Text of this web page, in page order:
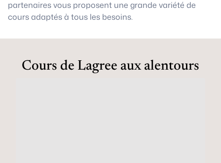
partenaires vous proposent une grande variété de
cours adaptés à tous les besoins.
Cours de Lagree aux alentours